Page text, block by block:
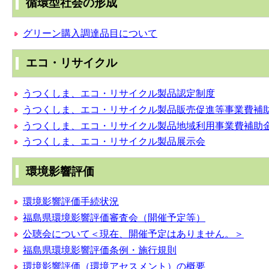
循環型社会の形成
グリーン購入調達品目について
エコ・リサイクル
うつくしま、エコ・リサイクル製品認定制度
うつくしま、エコ・リサイクル製品販売促進等事業費補
うつくしま、エコ・リサイクル製品地域利用事業費補助
うつくしま、エコ・リサイクル製品展示会
環境影響評価
環境影響評価手続状況
福島県環境影響評価審査会（開催予定等）
公聴会について＜現在、開催予定はありません。＞
福島県環境影響評価条例・施行規則
環境影響評価（環境アセスメント）の概要